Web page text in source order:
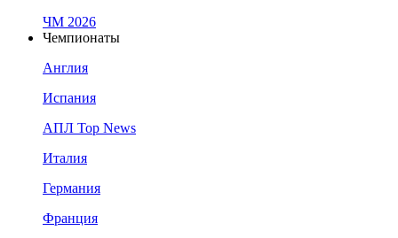
ЧМ 2026
Чемпионаты
Англия
Испания
АПЛ Top News
Италия
Германия
Франция